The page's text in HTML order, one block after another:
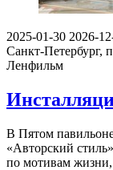
2025-01-30 2026-
Санкт-Петербург,
Ленфильм
В Пятом
«Авторский
по мотивам